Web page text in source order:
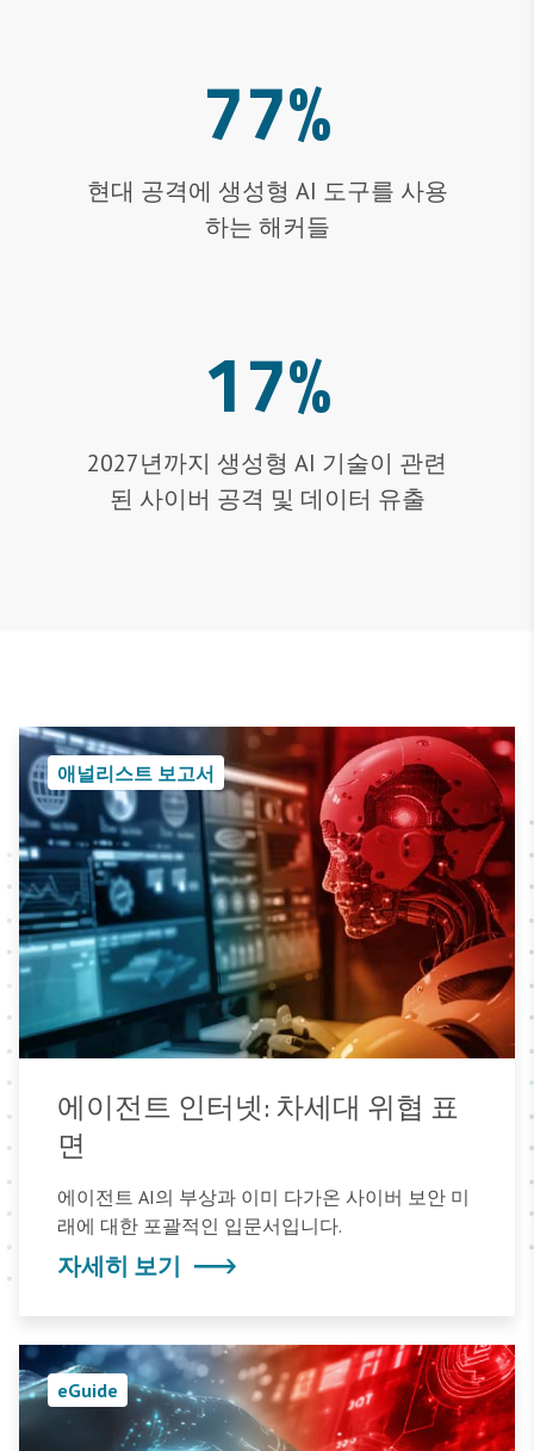
77%
현대 공격에 생성형 AI 도구를 사용
하는 해커들
17%
2027년까지 생성형 AI 기술이 관련
된 사이버 공격 및 데이터 유출
애널리스트 보고서
에이전트 인터넷: 차세대 위협 표
면
에이전트 AI의 부상과 이미 다가온 사이버 보안 미
래에 대한 포괄적인 입문서입니다.
자세히 보기
eGuide